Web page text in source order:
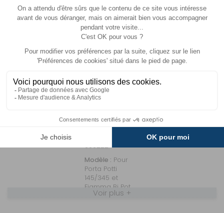
MODÈLE(S) DU PRODUIT - HOUSSES
D'HABILLAGE POTTIPOUF
Pour Porta
et Fiamma Bi
Pot 30/34
990222
Modèle : Pour
Porta Potti
145/345 et
Fiamma Bi Pot
30/34
Voir plus +